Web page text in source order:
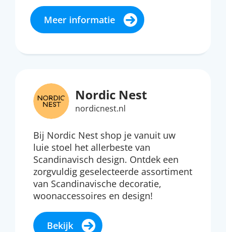
Meer informatie
Nordic Nest
nordicnest.nl
Bij Nordic Nest shop je vanuit uw
luie stoel het allerbeste van
Scandinavisch design. Ontdek een
zorgvuldig geselecteerde assortiment
van Scandinavische decoratie,
woonaccessoires en design!
Bekijk